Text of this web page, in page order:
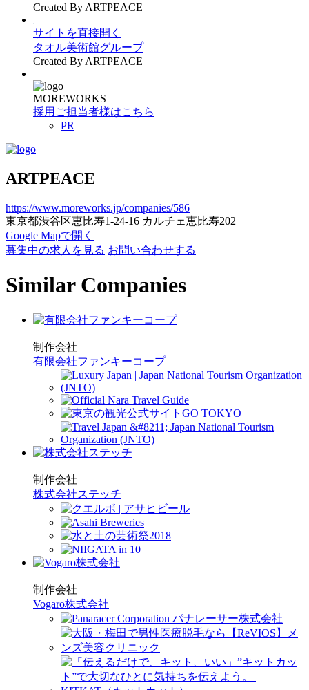
Created By ARTPEACE
サイトを直接開く
タオル美術館グループ
Created By ARTPEACE
MOREWORKS
採用ご担当者様はこちら
PR
ARTPEACE
https://www.moreworks.jp/companies/586
東京都渋谷区恵比寿1-24-16 カルチェ恵比寿202
Google Mapで開く
募集中の求人を見る お問い合わせする
Similar Companies
制作会社
有限会社ファンキーコープ
制作会社
株式会社ステッチ
制作会社
Vogaro株式会社